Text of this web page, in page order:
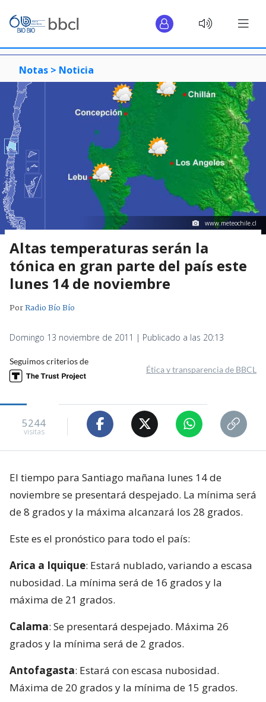
Notas > Noticia
www.meteochile.cl
Altas temperaturas serán la
tónica en gran parte del país este
lunes 14 de noviembre
PorRadio Bío Bío
Domingo 13 noviembre de 2011 | Publicado a las 20:13
Seguimos criterios de
Ética y transparencia de BBCL
5244
visitas
El tiempo para Santiago mañana lunes 14 de
noviembre se presentará despejado. La mínima será
de 8 grados y la máxima alcanzará los 28 grados.
Este es el pronóstico para todo el país:
Arica a Iquique: Estará nublado, variando a escasa
nubosidad. La mínima será de 16 grados y la
máxima de 21 grados.
Calama: Se presentará despejado. Máxima 26
grados y la mínima será de 2 grados.
Antofagasta: Estará con escasa nubosidad.
Máxima de 20 grados y la mínima de 15 grados.